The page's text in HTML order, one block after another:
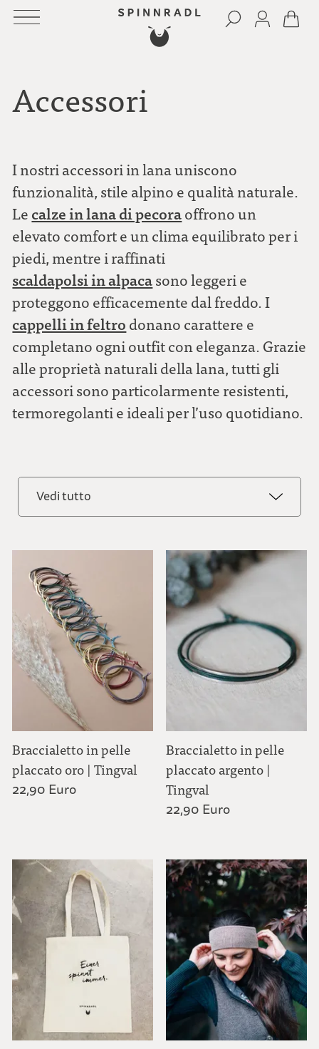
Accessori
I nostri accessori in lana uniscono
funzionalità, stile alpino e qualità naturale.
Le calze in lana di pecoraoffrono un
elevato comfort e un clima equilibrato per i
piedi, mentre i raffinati
scaldapolsi in alpacasono leggeri e
proteggono efficacemente dal freddo. I
cappelli in feltro donano carattere e
completano ogni outfit con eleganza. Grazie
alle proprietà naturali della lana, tutti gli
accessori sono particolarmente resistenti,
termoregolanti e ideali per l’uso quotidiano.
Vedi tutto
Borse | Gioielli
Cappelli | Fasce | Sciarpe | Poncho
Muffole | Scaldapolsi
Calze | Solette
Cappelli in feltro |Accessori per cappelli
Braccialetto in pelle
placcato oro | Tingval
22,90 Euro
Braccialetto in pelle
placcato argento |
Tingval
22,90 Euro